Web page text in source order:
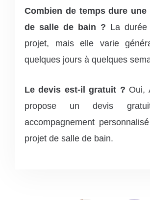
Combien de temps dure une
de salle de bain ? La
projet, mais elle varie
quelques jours à quelques
Le devis est-il gratuit ? Oui,
propose un devis
accompagnement
projet de salle de bain.